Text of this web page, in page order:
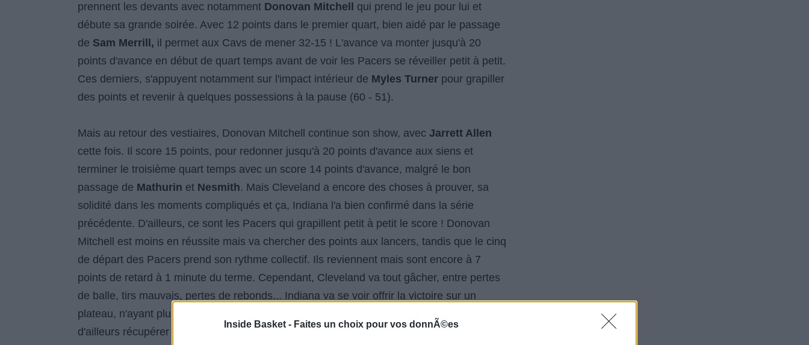
Inside Basket - Faites un choix pour vos donnÃ©es
prennent les devants avec notamment Donovan Mitchell
qui prend le jeu pour lui et
débute sa grande soirée. Avec 12 points dans le premier quart, bien aidé par le passage
de Sam Merrill, il permet aux Cavs de mener 32-15 ! L'avance va monter jusqu'à 20
points d'avance en début de quart temps avant de voir les Pacers se réveiller petit à petit.
Ces derniers, s'appuyent notamment sur l'impact intérieur de Myles Turner pour grapiller
des points et revenir à quelques possessions à la pause (60 - 51).
Mais au retour des vestiaires, Donovan Mitchell continue son show, avec Jarrett Allen
cette fois. Il score 15 points, pour redonner jusqu'à 20 points d'avance aux siens et
terminer le troisième quart temps avec un score 14 points d'avance, malgré le bon
passage de Mathurin et Nesmith. Mais Cleveland a encore des choses à prouver, sa
solidité dans les moments compliqués et ça, Indiana l'a bien confirmé dans la série
précédente. D'ailleurs, ce sont les Pacers qui grapillent petit à petit le score ! Donovan
Mitchell est moins en réussite mais va chercher des points aux lancers, tandis que le cinq
de départ des Pacers prend son rythme collectif. Ils reviennent mais sont encore à 7
points de retard à 1 minute du terme. Cependant, Cleveland va tout gâcher, entre pertes
de balle, tirs mauvais, pertes de rebonds... Indiana va se voir offrir la victoire sur un
plateau, n'ayant plus qu'à rentrer ses tirs. Plein de confiance,
d'ailleurs récupérer son propre rebond offensif pour retourner à 3pts et crucifier les